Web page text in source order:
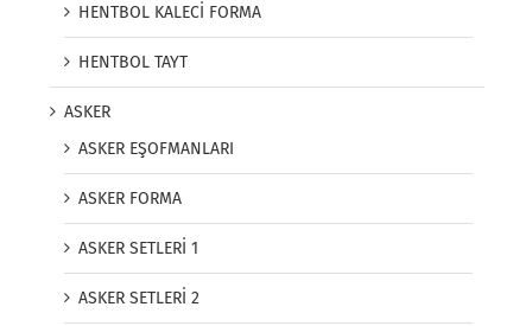
HENTBOL KALECİ FORMA
HENTBOL TAYT
ASKER
ASKER EŞOFMANLARI
ASKER FORMA
ASKER SETLERİ 1
ASKER SETLERİ 2